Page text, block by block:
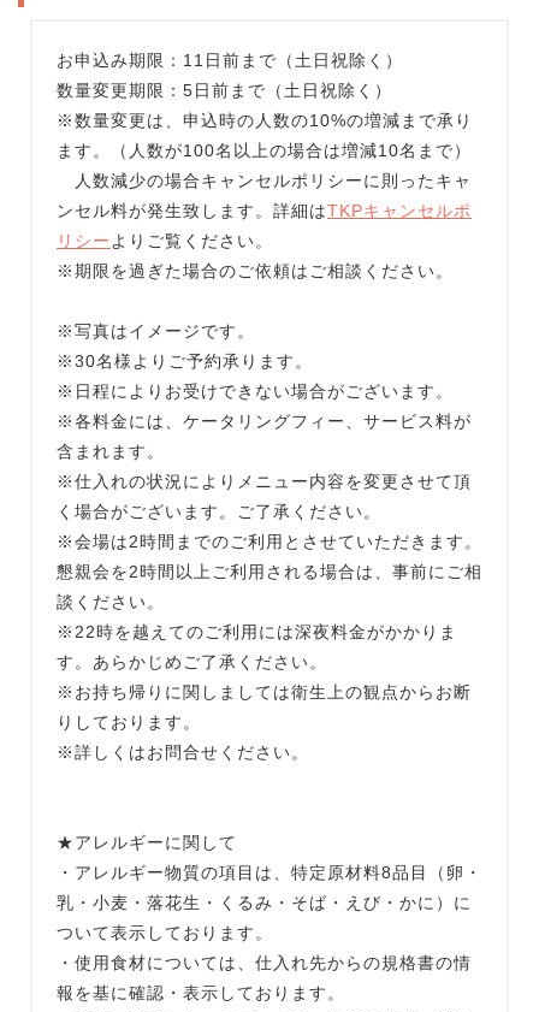
お申込み期限：11日前まで（土日祝除く）
数量変更期限：5日前まで（土日祝除く）
※数量変更は、申込時の人数の10%の増減まで承り
ます。（人数が100名以上の場合は増減10名まで）
人数減少の場合キャンセルポリシーに則ったキャ
ンセル料が発生致します。詳細はTKPキャンセルポ
リシーよりご覧ください。
※期限を過ぎた場合のご依頼はご相談ください。
※写真はイメージです。
※30名様よりご予約承ります。
※日程によりお受けできない場合がございます。
※各料金には、ケータリングフィー、サービス料が
含まれます。
※仕入れの状況によりメニュー内容を変更させて頂
く場合がございます。ご了承ください。
※会場は2時間までのご利用とさせていただきます。
懇親会を2時間以上ご利用される場合は、事前にご相
談ください。
※22時を越えてのご利用には深夜料金がかかりま
す。あらかじめご了承ください。
※お持ち帰りに関しましては衛生上の観点からお断
りしております。
※詳しくはお問合せください。
★アレルギーに関して
・アレルギー物質の項⽬は、特定原材料8品⽬（卵・
乳・⼩⻨・落花⽣・くるみ・そば・えび・かに）に
ついて表⽰しております。
・使用食材については、仕入れ先からの規格書の情
報を基に確認・表示しております。